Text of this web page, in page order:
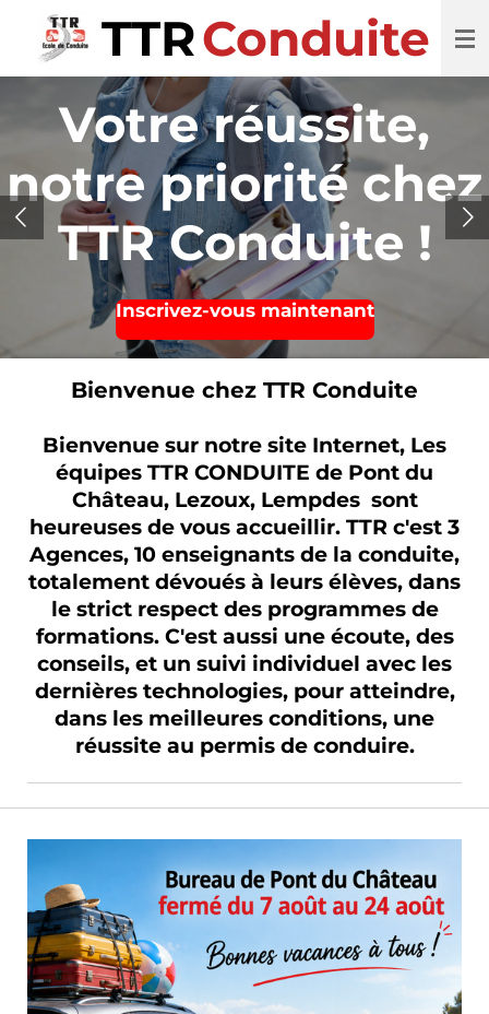
Passer
TTRConduite
Votre réussite,
notre priorité chez
TTR Conduite !
Inscrivez-vous maintenant
Bienvenue chez TTR Conduite
Bienvenue sur notre site Internet, Les
équipes TTR CONDUITE de Pont du
Château, Lezoux, Lempdes sont
heureuses de vous accueillir. TTR c'est 3
Agences, 10 enseignants de la conduite,
totalement dévoués à leurs élèves, dans
le strict respect des programmes de
formations. C'est aussi une écoute, des
conseils, et un suivi individuel avec les
dernières technologies, pour atteindre,
dans les meilleures conditions, une
réussite au permis de conduire.